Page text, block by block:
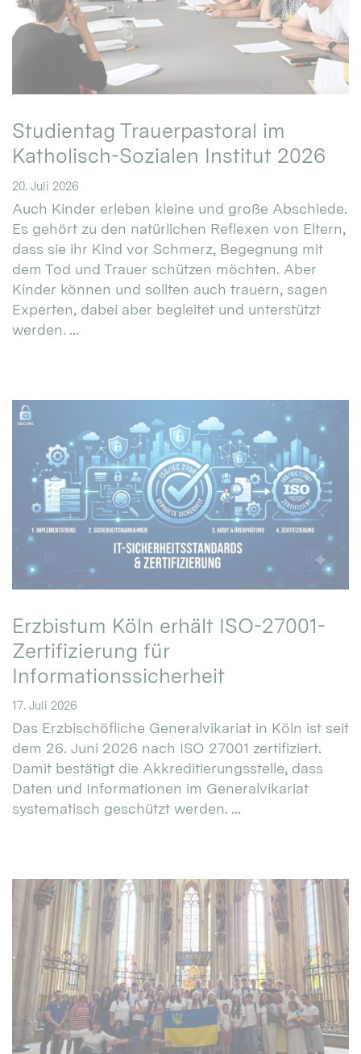
Studientag Trauerpastoral im
Katholisch-Sozialen Institut 2026
20. Juli 2026
Auch Kinder erleben kleine und große Abschiede.
Es gehört zu den natürlichen Reflexen von Eltern,
dass sie ihr Kind vor Schmerz, Begegnung mit
dem Tod und Trauer schützen möchten. Aber
Kinder können und sollten auch trauern, sagen
Experten, dabei aber begleitet und unterstützt
werden. ...
Erzbistum Köln erhält ISO-27001-
Zertifizierung für
Informationssicherheit
17. Juli 2026
Das Erzbischöfliche Generalvikariat in Köln ist seit
dem 26. Juni 2026 nach ISO 27001 zertifiziert.
Damit bestätigt die Akkreditierungsstelle, dass
Daten und Informationen im Generalvikariat
systematisch geschützt werden. ...